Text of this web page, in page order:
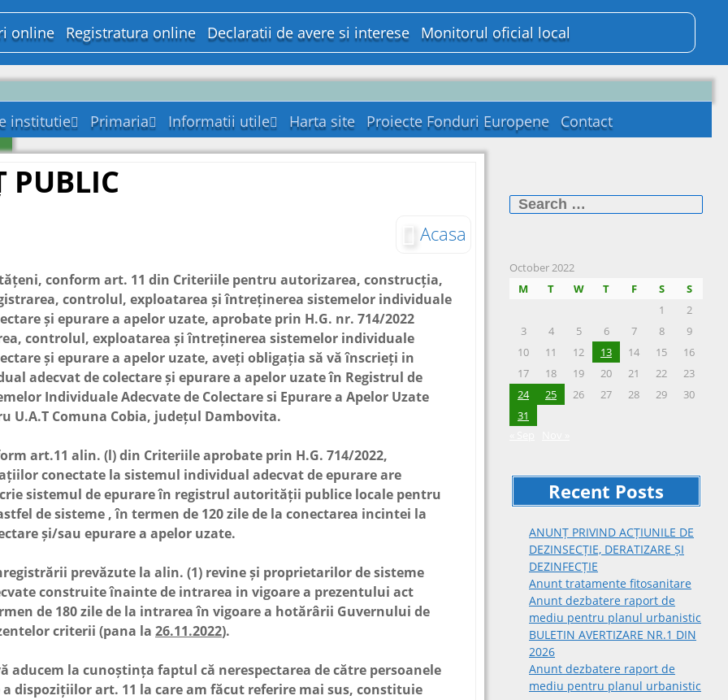
online Registratura online Declaratii de avere si interese Monitorul oficial local
pentru
de
deciziei
aplicare
precum
acte
de
si
valoare
euro
institutie
Organigrama
Lista si datele de
contact ale
institutiilor care
functioneaza in
subordine
Cariera
Primaria
Urbanism
Asistenta sociala
Concursuri
Consiliul Local
Informatii utile
Agenti economici
Juridic
Politia
Sanatatea
Servicii de utilitate
publica
Oferta de vanzare
Harta site Proiecte Fonduri Europene Contact
for:
October 2022
M
T W T F S
S
1
2
3
4 5 6 7 8
9
10
11 12 13 14 15
16
17
18 19 20 21 22
23
24
25 26 27 28 29
30
31
Recent Posts
ANUNȚ PRIVIND ACȚIUNILE DE
DEZINSECȚIE, DERATIZARE ȘI
DEZINFECȚIE
Anunt tratamente fitosanitare
Anunt dezbatere raport de
mediu pentru planul urbanistic
BULETIN AVERTIZARE NR.1 DIN
2026
Anunt dezbatere raport de
mediu pentru planul urbanistic
PUBLIC
Acasa
conform art. 11 din Criteriile pentru autorizarea, construcția,
controlul, exploatarea și întreținerea sistemelor individuale
și epurare a apelor uzate, aprobate prin H.G. nr. 714/2022
controlul, exploatarea și întreținerea sistemelor individuale
și epurare a apelor uzate, aveți obligația să vă înscrieți in
adecvat de colectare și epurare a apelor uzate în Registrul de
Individuale Adecvate de Colectare si Epurare a Apelor Uzate
U.A.T Comuna Cobia, județul Dambovita.
art.11 alin. (l) din Criteriile aprobate prin H.G. 714/2022,
conectate la sistemul individual adecvat de epurare are
sistemul de epurare în registrul autorității publice locale pentru
de sisteme , în termen de 120 zile de la conectarea incintei la
și/sau epurare a apelor uzate.
prevăzute la alin. (1) revine și proprietarilor de sisteme
construite înainte de intrarea in vigoare a prezentului act
de 180 zile de la intrarea în vigoare a hotărârii Guvernului de
criterii (pana la 26.11.2022).
la cunoștința faptul că nerespectarea de către persoanele
dispozițiilor art. 11 la care am făcut referire mai sus, constituie